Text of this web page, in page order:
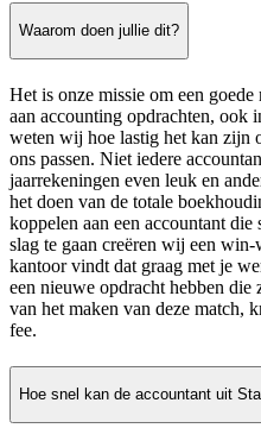
Waarom doen jullie dit?
Het is onze missie om een
aan accounting opdrachten, ook
weten wij hoe lastig het kan zijn
ons passen. Niet iedere
jaarrekeningen even leuk en
het doen van de totale
koppelen aan een accountant die
slag te gaan creëren wij een
kantoor vindt dat graag met je
een nieuwe opdracht hebben
van het maken van deze match,
fee.
Hoe snel kan de accountant uit